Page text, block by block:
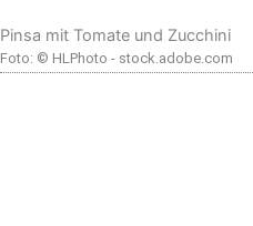
Pinsa mit Tomate und Zucchini
Foto: © HLPhoto - stock.adobe.com